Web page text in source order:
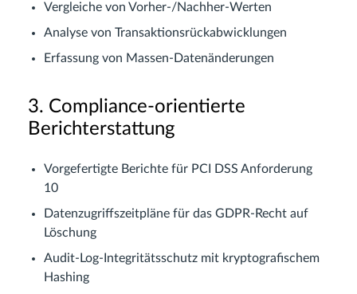
Vergleiche von Vorher-/Nachher-Werten
Analyse von Transaktionsrückabwicklungen
Erfassung von Massen-Datenänderungen
3. Compliance-orientierte
Berichterstattung
Vorgefertigte Berichte für PCI DSS Anforderung
10
Datenzugriffszeitpläne für das GDPR-Recht auf
Löschung
Audit-Log-Integritätsschutz mit kryptografischem
Hashing